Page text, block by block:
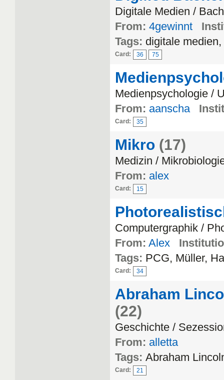
Digitale Medien /
From: 4gewinnt
Tags: digitale
Card: 36 75
Medienpsychologie /
From: aanscha
Card: 35
Mikro (17)
Medizin /
From: alex
Card: 15
Computergraphik /
From: Alex
Tags: PCG, Müller,
Card: 34
Abraham
(22)
Geschichte /
From: alletta
Tags: Abraham
Card: 21